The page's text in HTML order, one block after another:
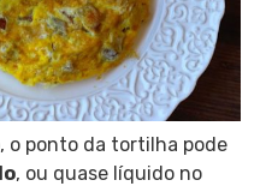
o ponto da tortilha pode
, ou quase líquido no